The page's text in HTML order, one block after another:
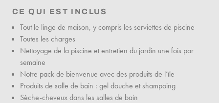
CE QUI EST INCLUS
Tout le linge de maison, y compris les serviettes de piscine
Toutes les charges
Nettoyage de la piscine et entretien du jardin une fois par
semaine
Notre pack de bienvenue avec des produits de l’île
Produits de salle de bain : gel douche et shampoing
Sèche-cheveux dans les salles de bain